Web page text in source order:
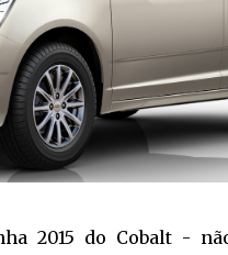
2015 do Cobalt -